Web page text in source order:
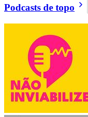
Podcasts de topo